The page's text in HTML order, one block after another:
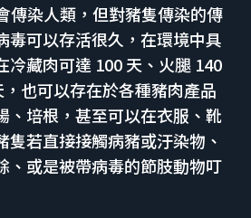
傳染人類，但對豬隻傳染的傳
毒可以存活很久，在環境中具
冷藏肉可達 100 天、火腿 140
也可以存在於各種豬肉產品
、培根，甚至可以在衣服、靴
隻若直接接觸病豬或汙染物、
、或是被帶病毒的節肢動物叮